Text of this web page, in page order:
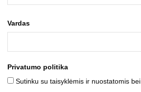
Vardas
Privatumo politika
Sutinku su taisyklėmis ir nuostatomis bei